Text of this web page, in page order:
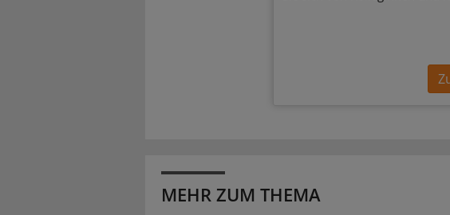
MEHR ZUM THEMA